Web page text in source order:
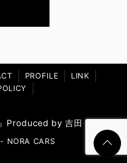
PROFILE
LINK
Produced by 吉田 郷史
CARS